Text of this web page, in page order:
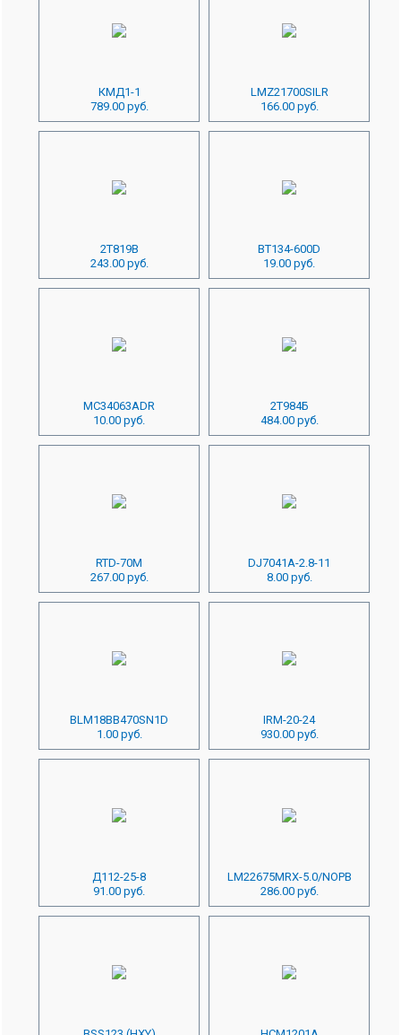
КМД1-1
789.00 руб.
LMZ21700SILR
166.00 руб.
2Т819В
243.00 руб.
BT134-600D
19.00 руб.
MC34063ADR
10.00 руб.
2Т984Б
484.00 руб.
RTD-70M
267.00 руб.
DJ7041A-2.8-11
8.00 руб.
BLM18BB470SN1D
1.00 руб.
IRM-20-24
930.00 руб.
Д112-25-8
91.00 руб.
LM22675MRX-5.0/NOPB
286.00 руб.